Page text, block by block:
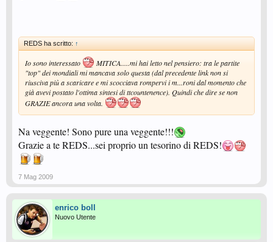
REDS ha scritto: ↑
Io sono interessato
MITICA.....mi hai letto nel pensiero: tra le partite
"top" dei mondiali mi mancava solo questa (dal precedente link non si
riusciva più a scaricare e mi scocciava rompervi i m...roni dal momento che
già avevi postato l'ottima sintesi di ttcountenence). Quindi che dire se non
GRAZIE ancora una volta.
Na veggente! Sono pure una veggente!!!
Grazie a te REDS...sei proprio un tesorino di REDS!
7 Mag 2009
enrico boll
Nuovo Utente